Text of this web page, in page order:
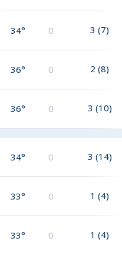
34° 0 3 (7)
36° 0 2 (8)
36° 0 3 (10)
34° 0 3 (14)
33° 0 1 (4)
33° 0 1 (4)